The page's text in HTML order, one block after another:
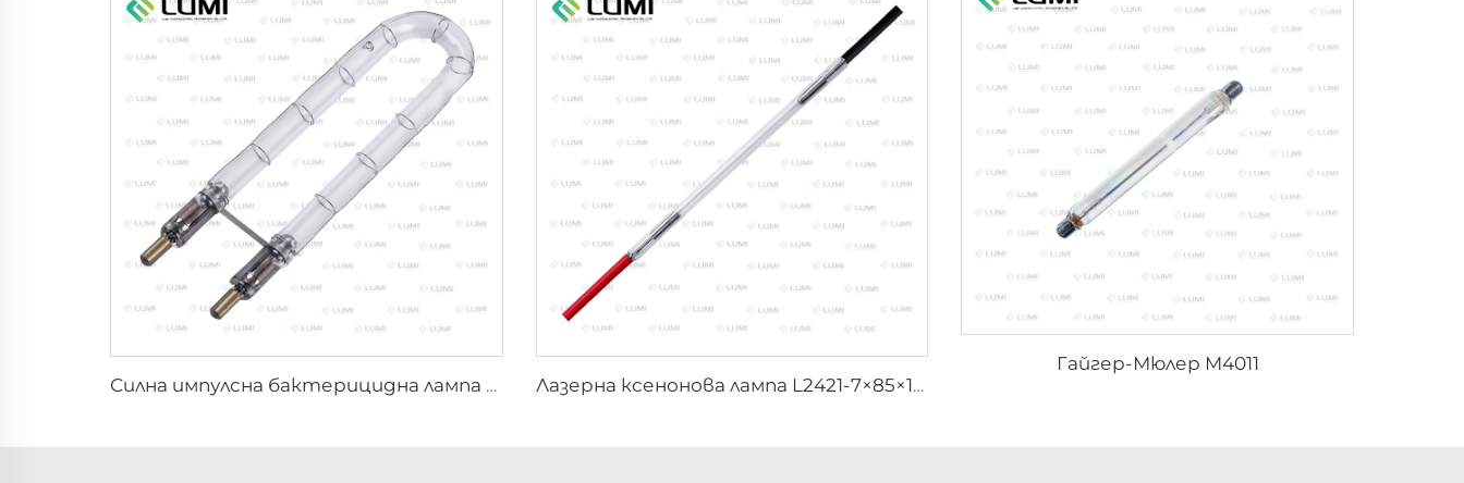
Силна импулсна бактерицидна лампа L1890U – 9×40×140U mm Лазерна ксенонова лампа L2421-7×85×150 mm
Гайгер-Мюлер M4011